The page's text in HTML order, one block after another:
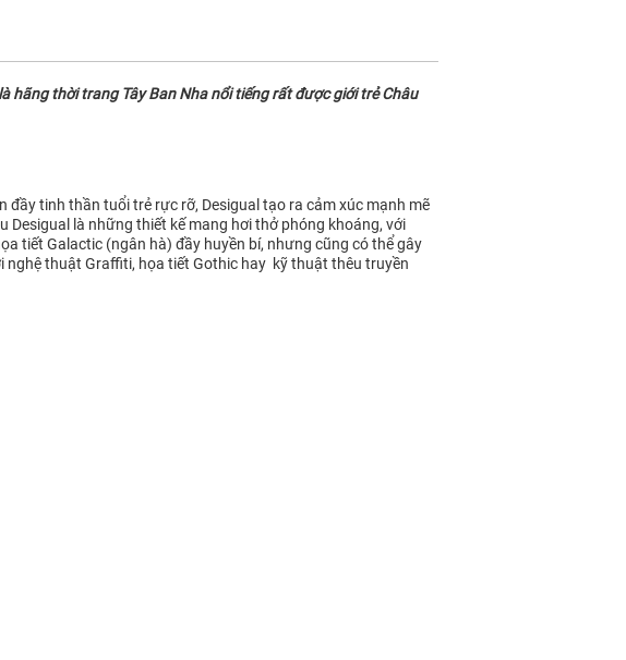
hãng thời trang Tây Ban Nha nổi tiếng rất được giới trẻ Châu
tinh thần tuổi trẻ rực rỡ, Desigual tạo ra cảm xúc mạnh mẽ
là những thiết kế mang hơi thở phóng khoáng, với
tiết Galactic (ngân hà) đầy huyền bí, nhưng cũng có thể gây
nghệ thuật Graffiti, họa tiết Gothic hay kỹ thuật thêu truyền